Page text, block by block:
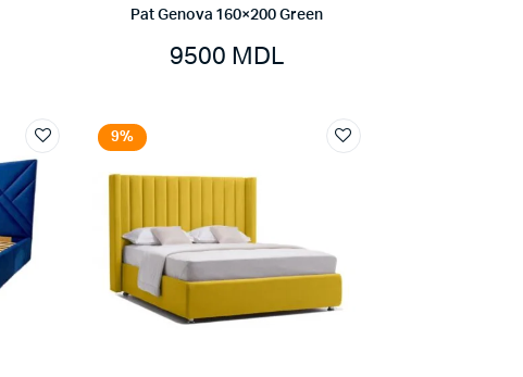
Pat Genova 160×200 Green
9500 MDL
9%